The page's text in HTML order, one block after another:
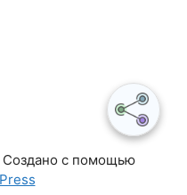
Создано с помощью